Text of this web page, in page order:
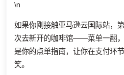
\n
如果你刚接触亚马逊云国际站，
次去新开的咖啡馆——菜单一翻
是你的点单指南，让你在支付环
笑。